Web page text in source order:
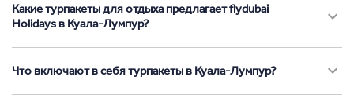
Какие турпакеты для отдыха предлагает flydubai
Holidays в Куала-Лумпур?
Что включают в себя турпакеты в Куала-Лумпур?